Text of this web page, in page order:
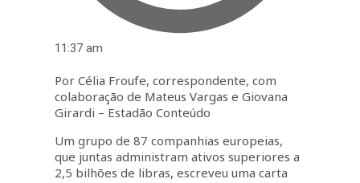
11:37 am
Por Célia Froufe, correspondente, com
colaboração de Mateus Vargas e Giovana
Girardi – Estadão Conteúdo
Um grupo de 87 companhias europeias,
que juntas administram ativos superiores a
2,5 bilhões de libras, escreveu uma carta